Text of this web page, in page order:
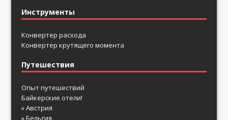
Инструменты
Конвертер расхода
Конвертер крутящего момента
Путешествия
Опыт путешествий
Байкерские отели!
» Австрия